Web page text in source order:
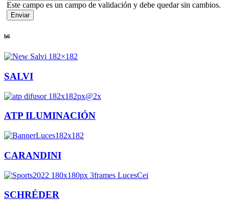
Este campo es un campo de validación y debe quedar sin cambios.
h6
SALVI
ATP ILUMINACIÓN
CARANDINI
SCHRÉDER